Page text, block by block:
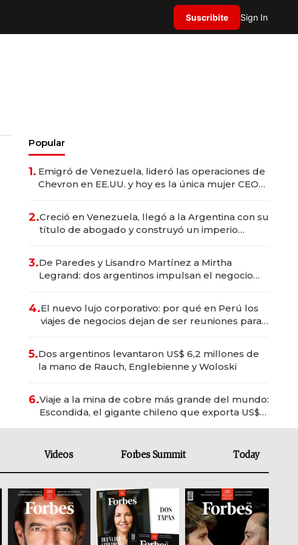
Suscribite Sign In
Popular
1. Emigró de Venezuela, lideró las operaciones de
Chevron en EE.UU. y hoy es la única mujer CEO
2.Creció en Venezuela, llegó a la Argentina con su
título de abogado y construyó un imperio
3.De Paredes y Lisandro Martínez a Mirtha
Legrand: dos argentinos impulsan el negocio
4.El nuevo lujo corporativo: por qué en Perú los
viajes de negocios dejan de ser reuniones para
5.Dos argentinos levantaron US$ 6,2 millones de
la mano de Rauch, Englebienne y Woloski
6.Viaje a la mina de cobre más grande del mundo:
Escondida, el gigante chileno que exporta US$
Videos Forbes Summit Today